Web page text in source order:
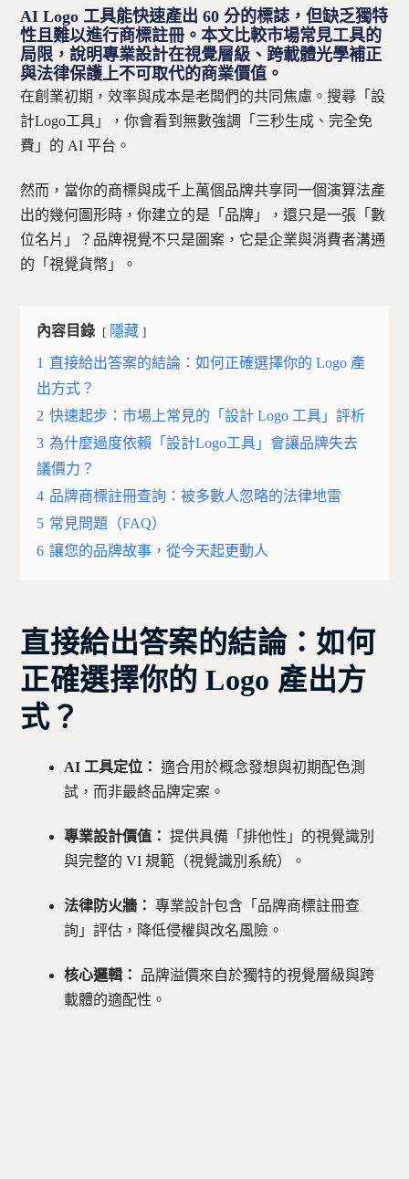
AI Logo 工具能快速產出 60 分的標誌，但缺乏獨特
性且難以進行商標註冊。本文比較市場常見工具的
局限，說明專業設計在視覺層級、跨載體光學補正
與法律保護上不可取代的商業價值。
在創業初期，效率與成本是老闆們的共同焦慮。搜尋「設
計Logo工具」，你會看到無數強調「三秒生成、完全免
費」的 AI 平台。
然而，當你的商標與成千上萬個品牌共享同一個演算法產
出的幾何圖形時，你建立的是「品牌」，還只是一張「數
位名片」？品牌視覺不只是圖案，它是企業與消費者溝通
的「視覺貨幣」。
內容目錄 隱藏
1 直接給出答案的結論：如何正確選擇你的 Logo 產
出方式？
2 快速起步：市場上常見的「設計 Logo 工具」評析
3 為什麼過度依賴「設計Logo工具」會讓品牌失去
議價力？
4 品牌商標註冊查詢：被多數人忽略的法律地雷
5 常見問題（FAQ）
6 讓您的品牌故事，從今天起更動人
直接給出答案的結論： 如何
正確選擇你的 Logo 產出方
式？
AI 工具定位： 適合用於概念發想與初期配色測
試，而非最終品牌定案。
專業設計價值： 提供具備「排他性」的視覺識別
與完整的 VI 規範（視覺識別系統）。
法律防火牆： 專業設計包含「品牌商標註冊查
詢」評估，降低侵權與改名風險。
核心邏輯：
品牌溢價來自於獨特的視覺層級與跨
載體的適配性。